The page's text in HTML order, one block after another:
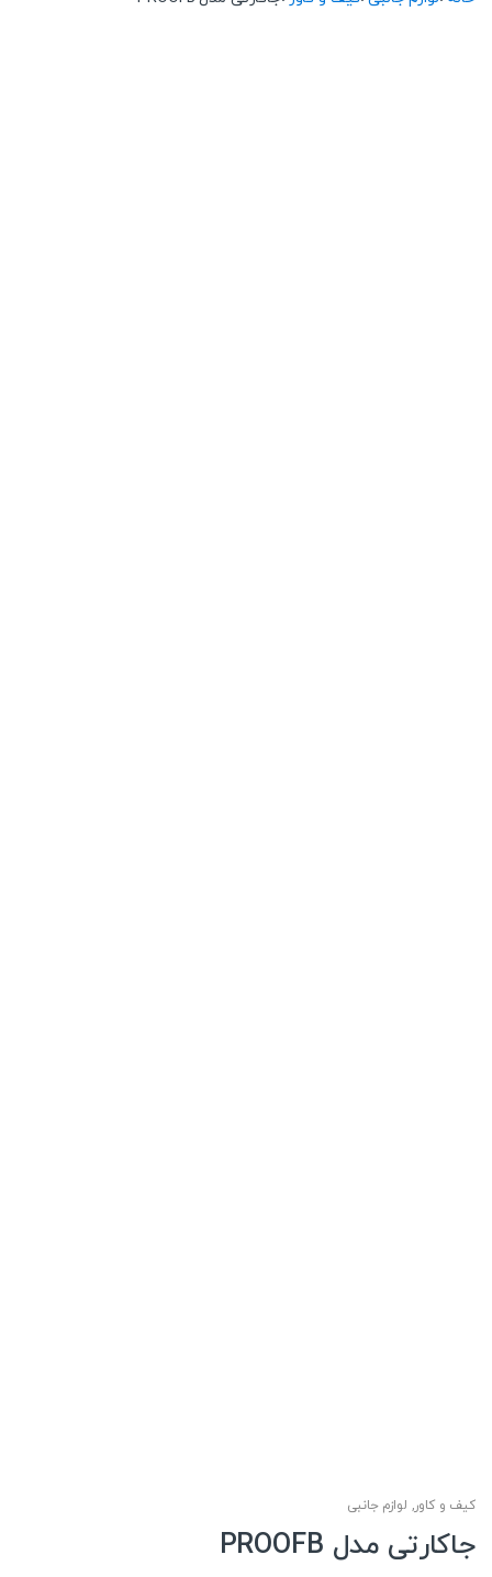
کیف و کاور, لوازم جانبی
جاکارتی مدل PROOFB